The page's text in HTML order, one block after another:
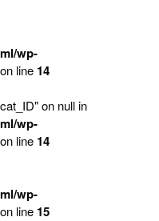
wp-
on line 14
on null in
wp-
on line 14
wp-
on line 15